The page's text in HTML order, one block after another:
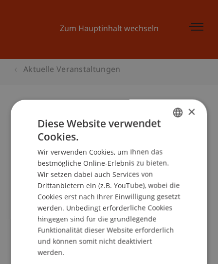
Zum Hauptinhalt wechseln
Aktuelle Veranstaltungen
Informationsabend KMU
Marketing
Veranstaltungsdetails
Kontakt
×
Diese Website verwendet
Cookies.
Wir verwenden Cookies, um Ihnen das
bestmögliche Online-Erlebnis zu bieten.
Wir setzen dabei auch Services von
Drittanbietern ein (z.B. YouTube), wobei die
Cookies erst nach Ihrer Einwilligung gesetzt
werden. Unbedingt erforderliche Cookies
hingegen sind für die grundlegende
Funktionalität dieser Website erforderlich
und können somit nicht deaktiviert
werden.